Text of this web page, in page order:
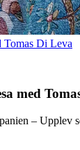
Tomas Di Leva
med
– Upplev